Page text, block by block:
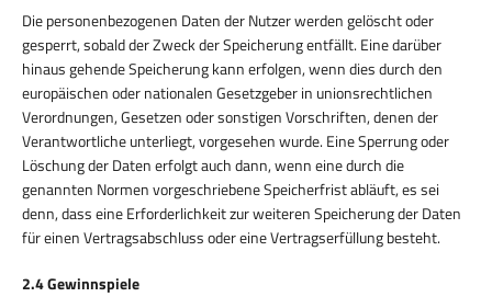
Die personenbezogenen Daten der Nutzer werden gelöscht oder
gesperrt, sobald der Zweck der Speicherung entfällt. Eine darüber
hinaus gehende Speicherung kann erfolgen, wenn dies durch den
europäischen oder nationalen Gesetzgeber in unionsrechtlichen
Verordnungen, Gesetzen oder sonstigen Vorschriften, denen der
Verantwortliche unterliegt, vorgesehen wurde. Eine Sperrung oder
Löschung der Daten erfolgt auch dann, wenn eine durch die
genannten Normen vorgeschriebene Speicherfrist abläuft, es sei
denn, dass eine Erforderlichkeit zur weiteren Speicherung der Daten
für einen Vertragsabschluss oder eine Vertragserfüllung besteht.
2.4 Gewinnspiele